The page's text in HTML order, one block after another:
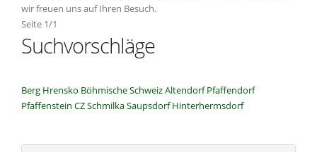
wir freuen uns auf Ihren Besuch.
Seite 1/1
Suchvorschläge
Berg Hrensko Böhmische SchweizAltendorf Pfaffendorf
Pfaffenstein CZSchmilkaSaupsdorf Hinterhermsdorf